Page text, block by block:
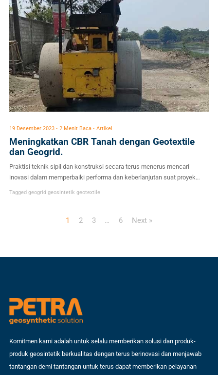
19 Desember 2023 • 2 Menit Baca • Artikel
Meningkatkan CBR Tanah dengan Geotextile
dan Geogrid.
Praktisi teknik sipil dan konstruksi secara terus menerus mencari
inovasi dalam memperbaiki performa dan keberlanjutan suat proyek
turut membuat subgrade yang kokoh, sehingga terkenal dengan
Tagged geogrid geosintetik geotextile
1 2 3 … 6 Next »
Komitmen kami adalah untuk selalu memberikan solusi dan produk-
produk geosintetik berkualitas dengan terus berinovasi dan menjawab
tantangan demi tantangan untuk terus dapat memberikan pelayanan